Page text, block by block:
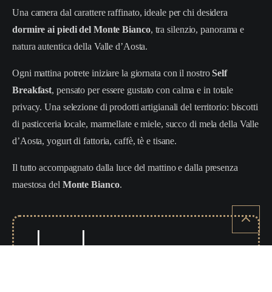
Una camera dal carattere raffinato, ideale per chi desidera
dormire ai piedi del Monte Bianco, tra silenzio, panorama e
natura autentica della Valle d’Aosta.
Ogni mattina potrete iniziare la giornata con il nostroSelf
Breakfast, pensato per essere gustato con calma e in totale
privacy. Una selezione di prodotti artigianali del territorio: biscotti
di pasticceria locale, marmellate e miele, succo di mela della Valle
d’Aosta, yogurt di fattoria, caffè, tè e tisane.
Il tutto accompagnato dalla luce del mattino e dalla presenza
maestosa del Monte Bianco.